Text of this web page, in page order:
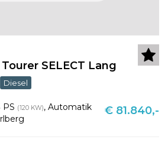
SELECT Lang
Diesel
PS (120 KW), Automatik
€ 81.840,-